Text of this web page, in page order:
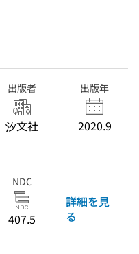
出版者
汐文社
出版年
2020.9
NDC
407.5
詳細を見
る